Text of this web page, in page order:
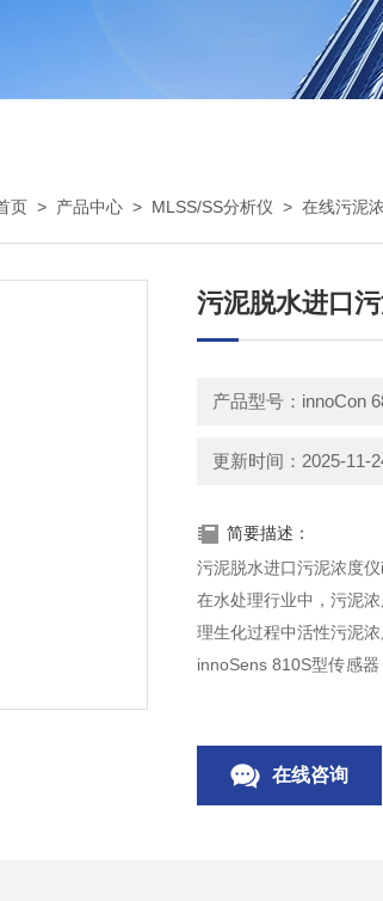
页 > 产品中心 > MLSS/SS分析仪 >在线污泥
污泥脱水进口
产品型号：innoCon
更新时间：2025-11-
简要描述：
污泥脱水进口污泥浓度
在水处理行业中，污泥
理生化过程中活性污泥
innoSens 810S型传感
在线咨询